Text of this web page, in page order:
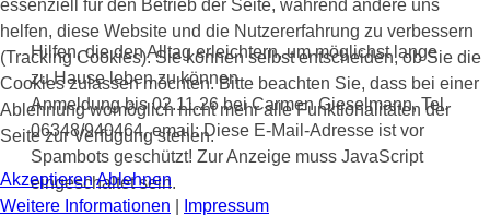
Hilfen, die den Alltag erleichtern, um möglichst lange
zu Hause leben zu können
Anmeldung bis 02.11.26 bei Carmen Gieselmann, Tel.
06348/940464, email:Diese E-Mail-Adresse ist vor
Spambots geschützt! Zur Anzeige muss JavaScript
eingeschaltet sein.
essenziell für den Betrieb der Seite, während andere uns
helfen, diese Website und die Nutzererfahrung zu verbessern
(Tracking Cookies). Sie können selbst entscheiden, ob Sie die
Cookies zulassen möchten. Bitte beachten Sie, dass bei einer
Ablehnung womöglich nicht mehr alle Funktionalitäten der
Seite zur Verfügung stehen.
Akzeptieren Ablehnen
Weitere Informationen
Impressum